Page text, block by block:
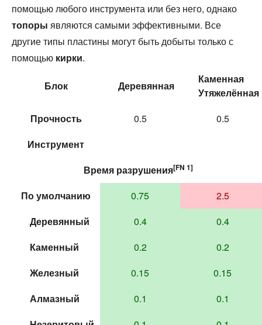
помощью любого инструмента или без него, однако
топоры являются самыми эффективными. Все
другие типы пластины могут быть добыты только с
помощью кирки.
Блок Деревянная
Каменная
Утяжелённая
Прочность
0.5
0.5
Инструмент
Время разрушения[FN 1]
По умолчанию 0.75
2.5
Деревянный
0.4
0.4
Каменный
0.2
0.2
Железный
0.15
0.15
Алмазный
0.1
0.1